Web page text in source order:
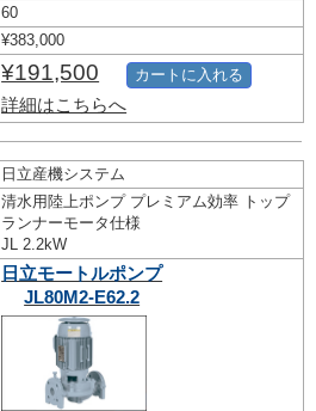
60
¥383,000
¥191,500
詳細はこちらへ
カートに入れる
日立産機システム
清水用陸上ポンプ プレミアム効率 トップ
ランナーモータ仕様
JL 2.2kW
日立モートルポンプ
JL80M2-E62.2